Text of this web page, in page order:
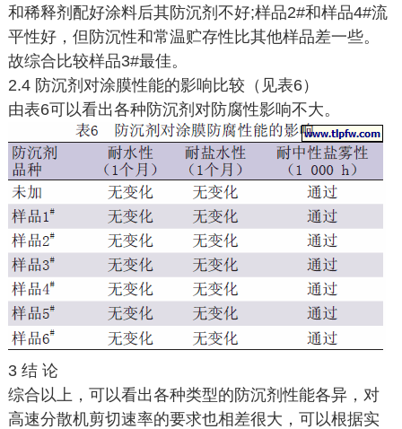
和稀释剂配好涂料后其防沉剂不好;样品2#和样品4#流
平性好，但防沉性和常温贮存性比其他样品差一些。
故综合比较样品3#最佳。
2.4 防沉剂对涂膜性能的影响比较（见表6）
由表6可以看出各种防沉剂对防腐性影响不大。
3 结 论
综合以上，可以看出各种类型的防沉剂性能各异，对
高速分散机剪切速率的要求也相差很大，可以根据实